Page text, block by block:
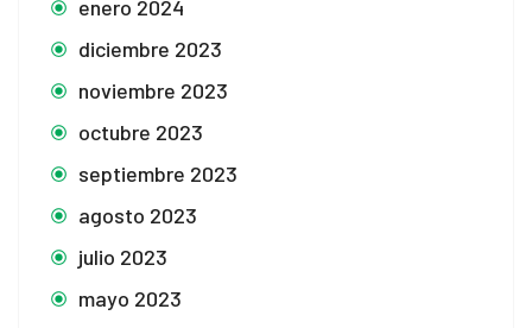
enero 2024
diciembre 2023
noviembre 2023
octubre 2023
septiembre 2023
agosto 2023
julio 2023
mayo 2023